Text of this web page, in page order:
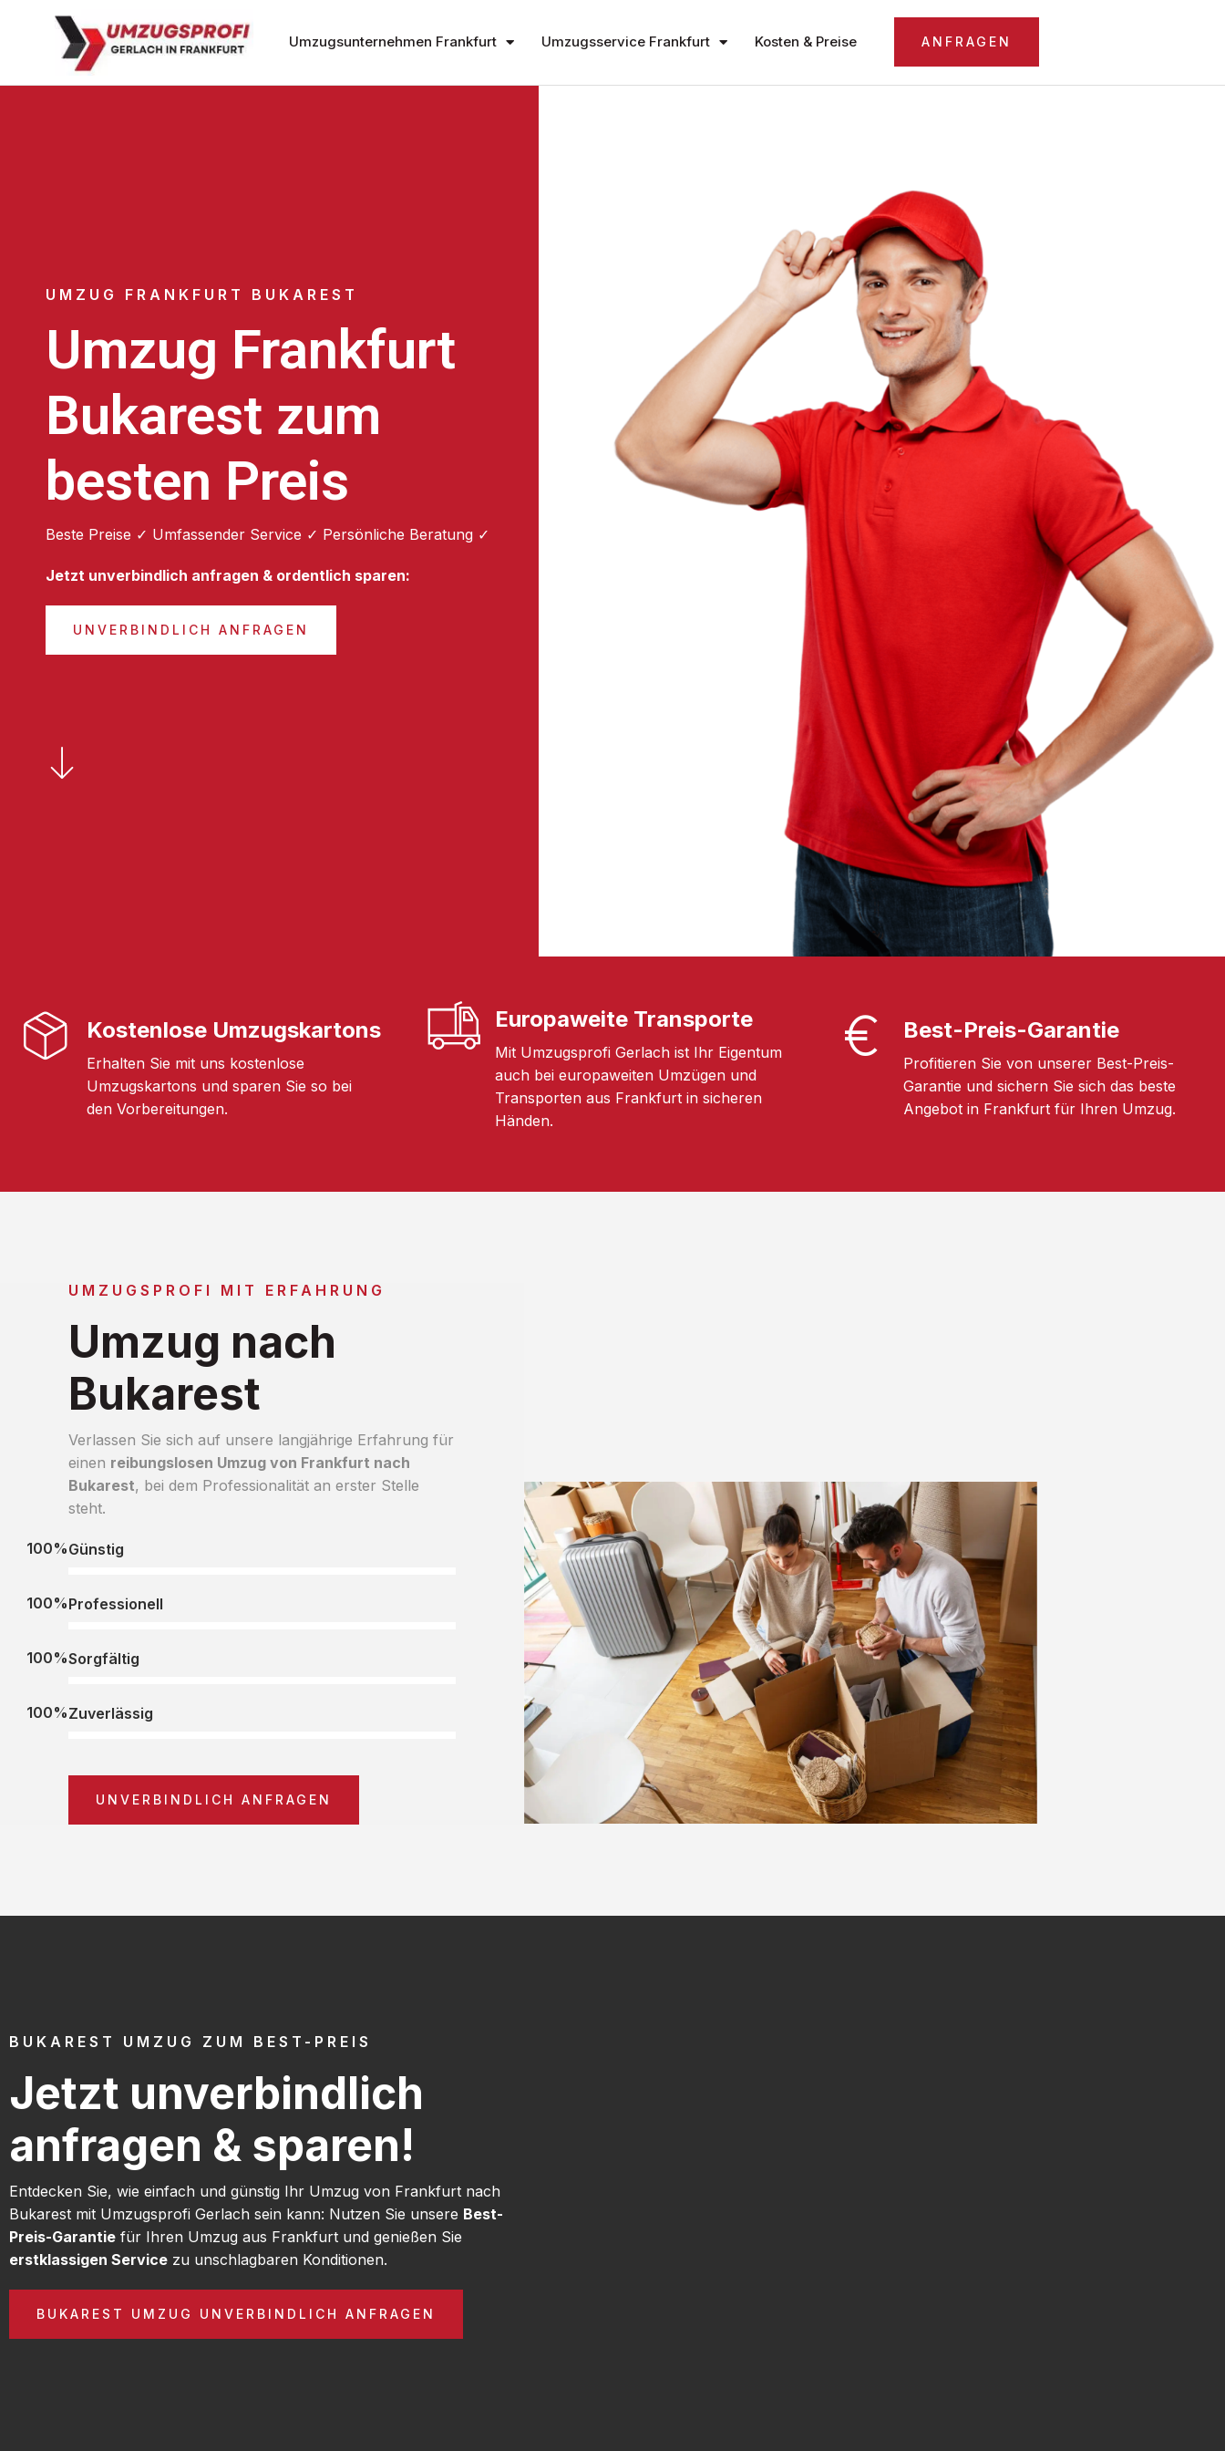
Umzugsunternehmen Frankfurt Umzugsservice Frankfurt Kosten & Preise ANFRAGEN
UMZUG FRANKFURT BUKAREST
Umzug Frankfurt
Bukarest zum
besten Preis
Beste Preise ✓ Umfassender Service ✓ Persönliche Beratung ✓
Jetzt unverbindlich anfragen & ordentlich sparen:
UNVERBINDLICH ANFRAGEN
Kostenlose Umzugskartons
Erhalten Sie mit uns kostenlose
Umzugskartons und sparen Sie so bei
den Vorbereitungen.
Europaweite Transporte
Mit Umzugsprofi Gerlach ist Ihr Eigentum
auch bei europaweiten Umzügen und
Transporten aus Frankfurt in sicheren
Händen.
Best-Preis-Garantie
Profitieren Sie von unserer Best-Preis-
Garantie und sichern Sie sich das beste
Angebot in Frankfurt für Ihren Umzug.
UMZUGSPROFI MIT ERFAHRUNG
Umzug nach
Bukarest
Verlassen Sie sich auf unsere langjährige Erfahrung für
einen reibungslosen Umzug von Frankfurt nach
Bukarest, bei dem Professionalität an erster Stelle
steht.
Günstig
100%
Professionell
100%
Sorgfältig
100%
Zuverlässig
100%
UNVERBINDLICH ANFRAGEN
BUKAREST UMZUG ZUM BEST-PREIS
Jetzt unverbindlich
anfragen & sparen!
Entdecken Sie, wie einfach und günstig Ihr Umzug von Frankfurt nach
Bukarest mit Umzugsprofi Gerlach sein kann: Nutzen Sie unsere Best-
Preis-Garantie für Ihren Umzug aus Frankfurt und genießen Sie
erstklassigen Service zu unschlagbaren Konditionen.
BUKAREST UMZUG UNVERBINDLICH ANFRAGEN